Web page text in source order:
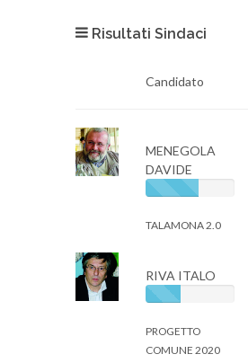
Risultati Sindaci
Candidato
MENEGOLA
DAVIDE
TALAMONA 2.0
RIVA ITALO
PROGETTO
COMUNE 2020